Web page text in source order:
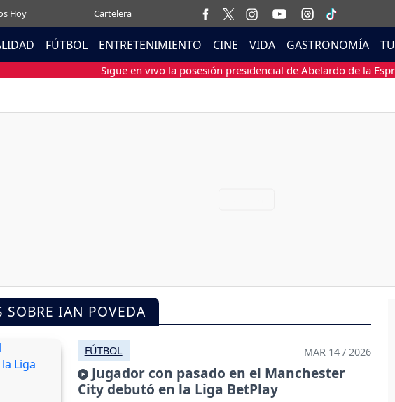
Hoy Cartelera
FÚTBOL ENTRETENIMIENTO CINE VIDA GASTRONOMÍA
Sigue en vivo la posesión presidencial de Abelardo de la
IAN POVEDA
FÚTBOL MAR 14 / 2026
Jugador con pasado en el Manchester
City debutó en la Liga BetPlay